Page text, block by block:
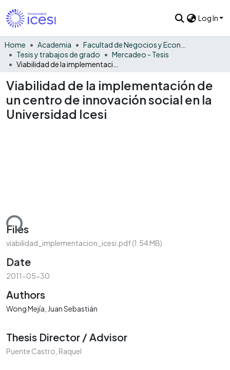
Log In
Home Academia
Tesis y trabajos de grado
Mercadeo - Tesis
Viabilidad de la implementación de
un centro de innovación social en la
Universidad Icesi
Files
viabilidad_implementacion_icesi.pdf(1.54 MB)
Date
2011-05-30
Authors
Wong Mejía, Juan Sebastián
Thesis Director / Advisor
Puente Castro, Raquel